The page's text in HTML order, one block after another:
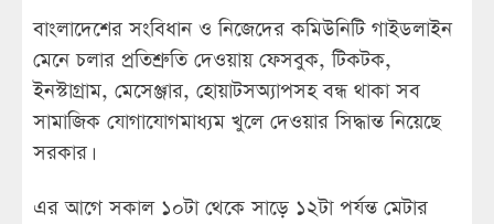
বাংলাদেশের সংবিধান ও নিজেদের কমিউনিটি গাইডলাইন
মেনে চলার প্রতিশ্রুতি দেওয়ায় ফেসবুক, টিকটক,
ইনস্টাগ্রাম, মেসেঞ্জার, হোয়াটসঅ্যাপসহ বন্ধ থাকা সব
সামাজিক যোগাযোগমাধ্যম খুলে দেওয়ার সিদ্ধান্ত নিয়েছে
সরকার।
এর আগে সকাল ১০টা থেকে সাড়ে ১২টা পর্যন্ত মেটার